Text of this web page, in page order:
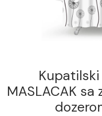
Kupatilski
MASLACAK